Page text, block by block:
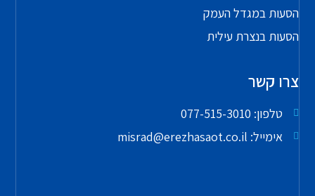
הסעות במגדל העמק
הסעות בנצרת עילית
צרו קשר
טלפון: 077-515-3010
אימייל: misrad@erezhasaot.co.il